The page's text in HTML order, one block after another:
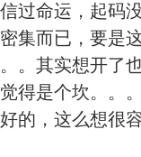
过命运，起码
集而已，要是
。其实想开了
得是个坎。。
的，这么想很